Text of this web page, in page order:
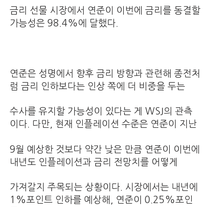
금리 선물 시장에서 연준이 이번에 금리를 동결할
가능성은 98.4%에 달했다.
연준은 성명에서 향후 금리 방향과 관련해 종전처
럼 금리 인하보다는 인상 쪽에 더 비중을 두는
수사를 유지할 가능성이 있다는 게 WSJ의 관측
이다. 다만, 현재 인플레이션 수준은 연준이 지난
9월 예상한 것보다 약간 낮은 만큼 연준이 이번에
내년도 인플레이션과 금리 전망치를 어떻게
가져갈지 주목되는 상황이다. 시장에서는 내년에
1%포인트 인하를 예상해, 연준이 0.25%포인